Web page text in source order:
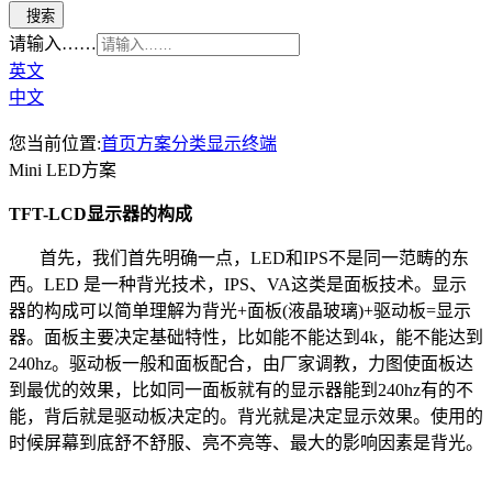
请输入……
英文
中文
您当前位置:首页方案分类显示终端
Mini LED方案
TFT-LCD显示器的构成
首先，我们首先明确一点，LED和IPS不是同一范畴的东
西。LED 是一种背光技术，IPS、VA这类是面板技术。显示
器的构成可以简单理解为背光+面板(液晶玻璃)+驱动板=显示
器。面板主要决定基础特性，比如能不能达到4k，能不能达到
240hz。驱动板一般和面板配合，由厂家调教，力图使面板达
到最优的效果，比如同一面板就有的显示器能到240hz有的不
能，背后就是驱动板决定的。背光就是决定显示效果。使用的
时候屏幕到底舒不舒服、亮不亮等、最大的影响因素是背光。